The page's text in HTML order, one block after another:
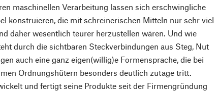
maschinellen Verarbeitung lassen sich erschwingliche
konstruieren, die mit schreinerischen Mitteln nur sehr viel
daher wesentlich teurer herzustellen wären. Und wie
durch die sichtbaren Steckverbindungen aus Steg, Nut
auch eine ganz eigen(willig)e Formensprache, die bei
Ordnungshütern besonders deutlich zutage tritt.
und fertigt seine Produkte seit der Firmengründung